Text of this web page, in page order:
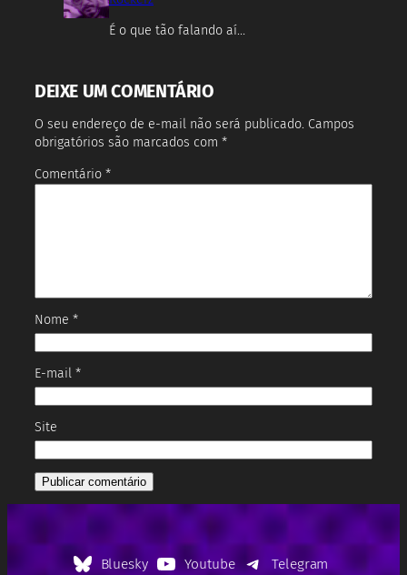
É o que tão falando aí…
DEIXE UM COMENTÁRIO
O seu endereço de e-mail não será publicado. Campos
obrigatórios são marcados com *
Comentário *
Nome *
E-mail *
Site
Bluesky Youtube
Telegram